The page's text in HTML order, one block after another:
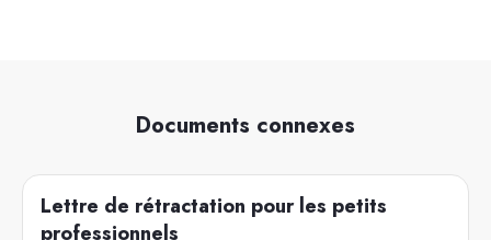
Documents connexes
Lettre de rétractation pour les petits
professionnels